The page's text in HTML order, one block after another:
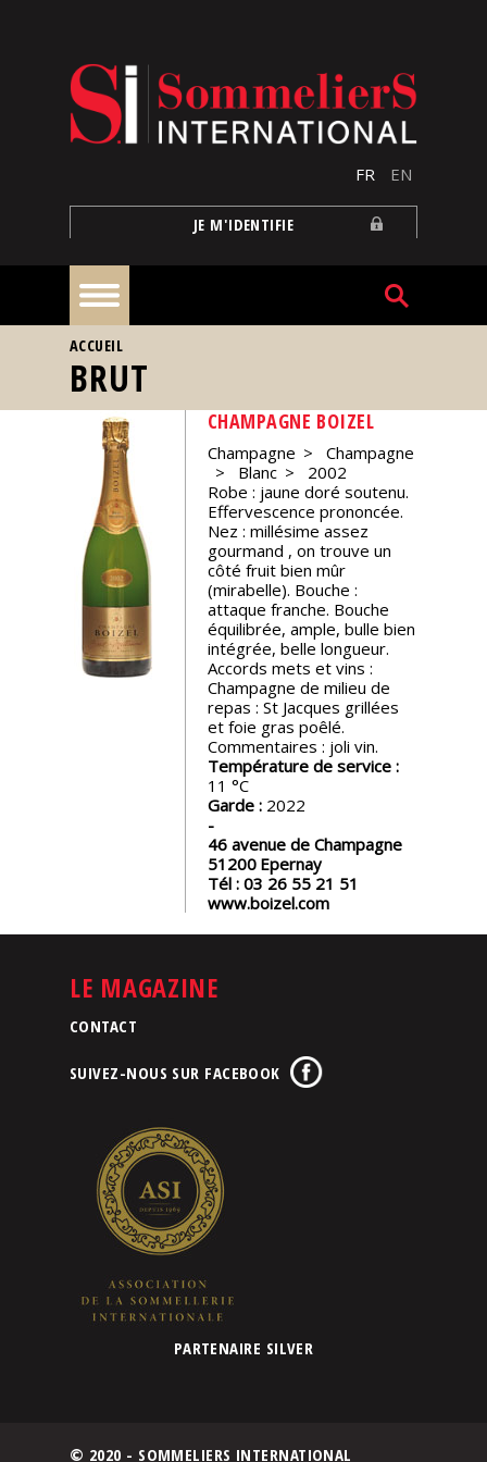
FR EN
JE M'IDENTIFIE
À
la
une
Reportages
Nos
événements
Spiritueux
Notes
VOUS ÊTES ICI
ACCUEIL
BRUT
CHAMPAGNE BOIZEL
Champagne
Champagne
Blanc
2002
Robe : jaune doré soutenu.
Effervescence prononcée.
Nez : millésime assez
gourmand , on trouve un
côté fruit bien mûr
(mirabelle). Bouche :
attaque franche. Bouche
équilibrée, ample, bulle bien
intégrée, belle longueur.
Accords mets et vins :
Champagne de milieu de
repas : St Jacques grillées
et foie gras poêlé.
Commentaires : joli vin.
Température de service :
11
Garde : 2022
46 avenue de Champagne
51200 Epernay
Tél : 03 26 55 21 51
www.boizel.com
LE MAGAZINE
CONTACT
SUIVEZ-NOUS SUR FACEBOOK
PARTENAIRE SILVER
© 2020 - SOMMELIERS INTERNATIONAL